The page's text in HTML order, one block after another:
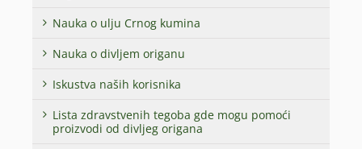
Nauka o ulju Crnog kumina
Nauka o divljem origanu
Iskustva naših korisnika
Lista zdravstvenih tegoba gde mogu pomoći
proizvodi od divljeg origana